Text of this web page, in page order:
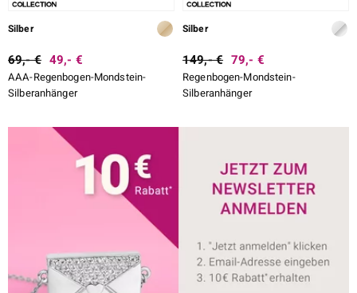
Silber
69,- € 49,- €
AAA-Regenbogen-Mondstein-
Silberanhänger
Silber
149,- € 79,- €
Regenbogen-Mondstein-
Silberanhänger